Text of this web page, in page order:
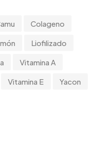
Colageno
Liofilizado
Vitamina A
Vitamina E Yacon